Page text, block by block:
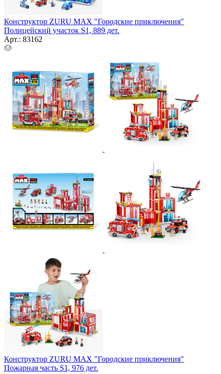
Конструктор ZURU MAX "Городские приключения"
Полицейский участок S1, 889 дет.
Арт.: 83162
Конструктор ZURU MAX "Городские приключения"
Пожарная часть S1, 976 дет.